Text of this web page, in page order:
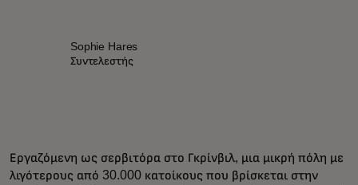
Sophie Hares
Συντελεστής
Εργαζόμενη ως σερβιτόρα στο Γκρίνβιλ, μια μικρή πόλη με
λιγότερους από 30.000 κατοίκους που βρίσκεται στην